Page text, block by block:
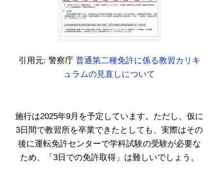
引用元: 警察庁 普通第二種免許に係る教習カリキ
ュラムの見直しについて
施行は2025年9月を予定しています。ただし、仮に
3日間で教習所を卒業できたとしても、実際はその
後に運転免許センターで学科試験の受験が必要な
ため、「3日での免許取得」は難しいでしょう。